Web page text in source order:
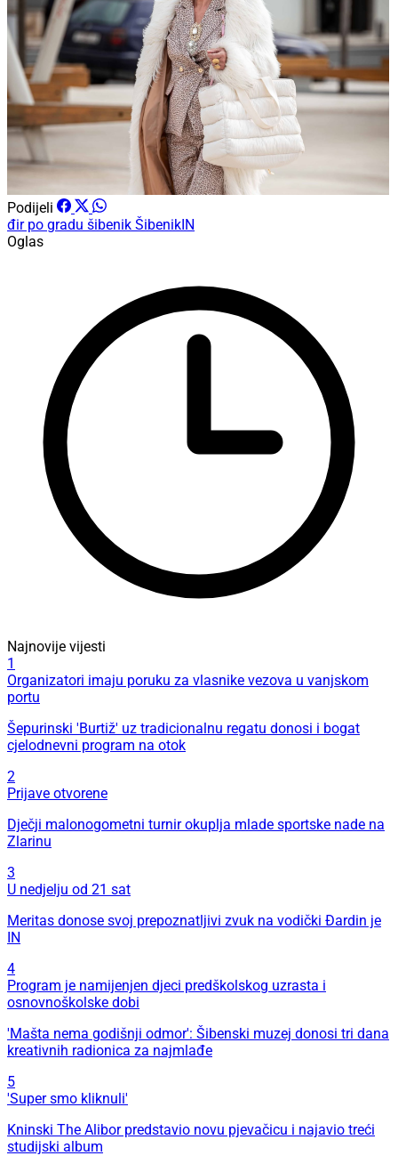
Podijeli
đir po gradu šibenik ŠibenikIN
Oglas
Najnovije vijesti
1
Organizatori imaju poruku za vlasnike vezova u vanjskom
portu
Šepurinski 'Burtiž' uz tradicionalnu regatu donosi i bogat
cjelodnevni program na otok
2
Prijave otvorene
Dječji malonogometni turnir okuplja mlade sportske nade na
Zlarinu
3
U nedjelju od 21 sat
Meritas donose svoj prepoznatljivi zvuk na vodički Đardin je
IN
4
Program je namijenjen djeci predškolskog uzrasta i
osnovnoškolske dobi
'Mašta nema godišnji odmor': Šibenski muzej donosi tri dana
kreativnih radionica za najmlađe
5
'Super smo kliknuli'
Kninski The Alibor predstavio novu pjevačicu i najavio treći
studijski album